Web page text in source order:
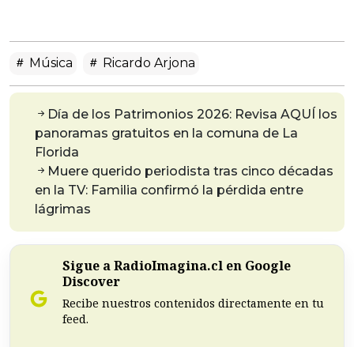
Música Ricardo Arjona
Día de los Patrimonios 2026: Revisa AQUÍ los
panoramas gratuitos en la comuna de La
Florida
Muere querido periodista tras cinco décadas
en la TV: Familia confirmó la pérdida entre
lágrimas
Sigue a RadioImagina.cl en Google
Discover
Recibe nuestros contenidos directamente en tu
feed.